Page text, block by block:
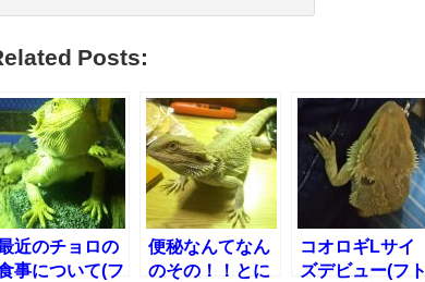
Posts:
近のチョロの
事について(フ
便秘なんてなん
のその！！とに
コオロギLサイ
ズデビュー(フト